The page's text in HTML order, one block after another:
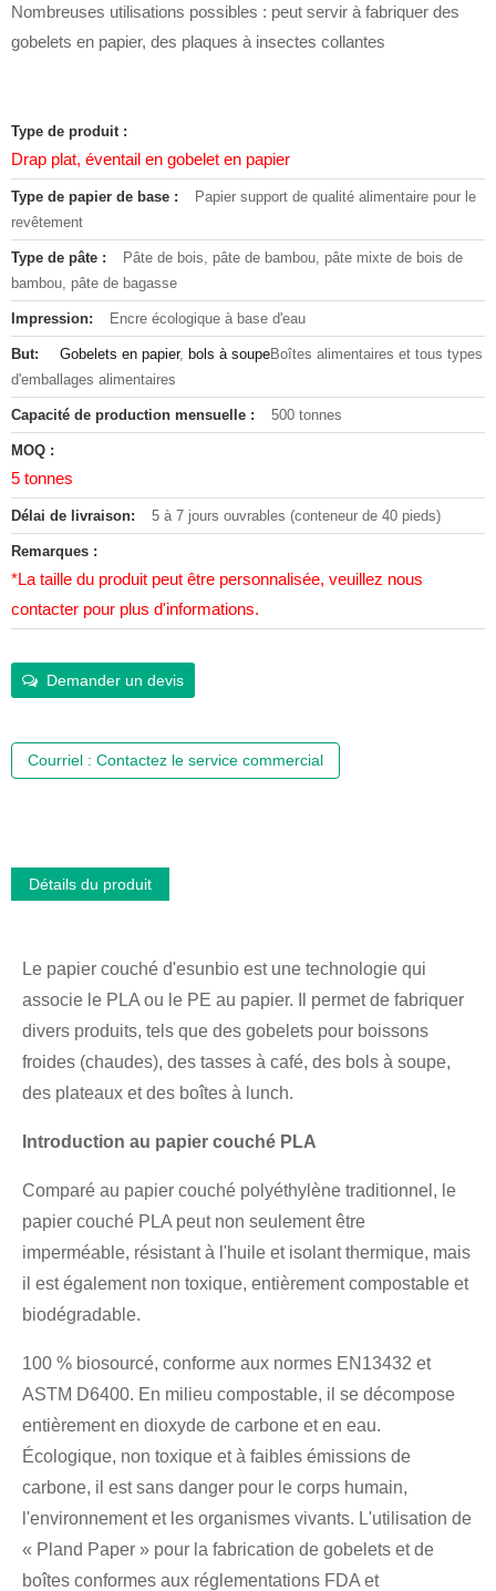
Nombreuses utilisations possibles : peut servir à fabriquer des
gobelets en papier, des plaques à insectes collantes
Type de produit :
Drap plat, éventail en gobelet en papier
Type de papier de base :
Papier support de qualité alimentaire pour le
revêtement
Type de pâte :
Pâte de bois, pâte de bambou, pâte mixte de bois de
bambou, pâte de bagasse
Impression: Encre écologique à base d'eau
But: Gobelets en papier, bols à soupeBoîtes alimentaires et tous types
d'emballages alimentaires
Capacité de production mensuelle : 500 tonnes
MOQ :
5 tonnes
Délai de livraison: 5 à 7 jours ouvrables (conteneur de 40 pieds)
Remarques :
*La taille du produit peut être personnalisée, veuillez nous
contacter pour plus d'informations.
Demander un devis
Courriel : Contactez le service commercial
Détails du produit
Le papier couché d'esunbio est une technologie qui
associe le PLA ou le PE au papier. Il permet de fabriquer
divers produits, tels que des gobelets pour boissons
froides (chaudes), des tasses à café, des bols à soupe,
des plateaux et des boîtes à lunch.
Introduction au papier couché PLA
Comparé au papier couché polyéthylène traditionnel, le
papier couché PLA peut non seulement être
imperméable, résistant à l'huile et isolant thermique, mais
il est également non toxique, entièrement compostable et
biodégradable.
100 % biosourcé, conforme aux normes EN13432 et
ASTM D6400. En milieu compostable, il se décompose
entièrement en dioxyde de carbone et en eau.
Écologique, non toxique et à faibles émissions de
carbone, il est sans danger pour le corps humain,
l'environnement et les organismes vivants. L'utilisation de
« Pland Paper » pour la fabrication de gobelets et de
boîtes conformes aux réglementations FDA et